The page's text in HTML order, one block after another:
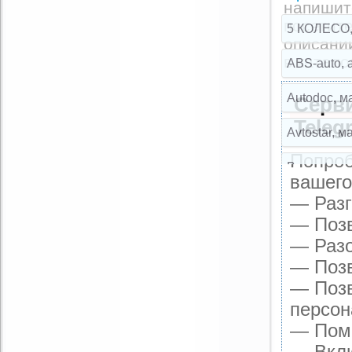
Комментарий:
5 КОЛЕСО,
ABS-auto,
Autodoc,
Avtostar,
Broparts,
Broparts,
Buksir,
Cartuning,
EMEX,
в
—
—
—
—
—
—